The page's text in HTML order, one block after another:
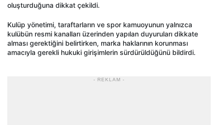
oluşturduğuna dikkat çekildi.
Kulüp yönetimi, taraftarların ve spor kamuoyunun yalnızca
kulübün resmi kanalları üzerinden yapılan duyuruları dikkate
alması gerektiğini belirtirken, marka haklarının korunması
amacıyla gerekli hukuki girişimlerin sürdürüldüğünü bildirdi.
- REKLAM -